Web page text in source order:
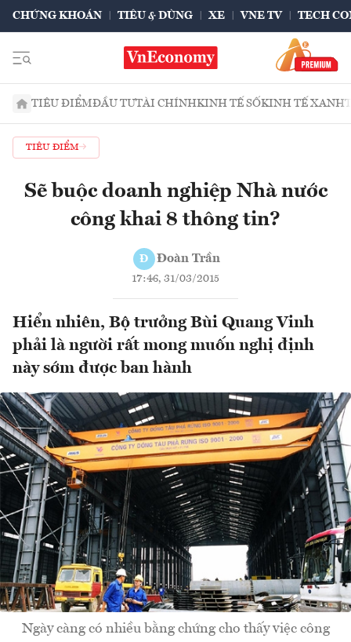
CHỨNG KHOÁN TIÊU & DÙNG XE VNE TV TECH
TIÊU ĐIỂMĐẦU TƯTÀI CHÍNHKINH TẾ SỐKINH TẾ XANH
TIÊU ĐIỂM
Sẽ buộc doanh nghiệp Nhà nước
công khai 8 thông tin?
Đ Đoàn Trần
17:46, 31/03/2015
Hiển nhiên, Bộ trưởng Bùi Quang Vinh
phải là người rất mong muốn nghị định
này sớm được ban hành
Ngày càng có nhiều bằng chứng cho thấy việc công